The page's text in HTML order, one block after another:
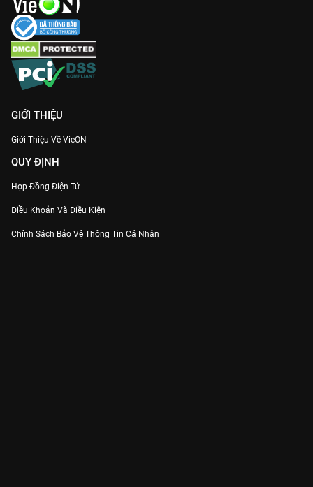
GIỚI THIỆU
Giới Thiệu Về VieON
QUY ĐỊNH
Hợp Đồng Điện Tử
Điều Khoản Và Điều Kiện
Chính Sách Bảo Vệ Thông Tin Cá Nhân